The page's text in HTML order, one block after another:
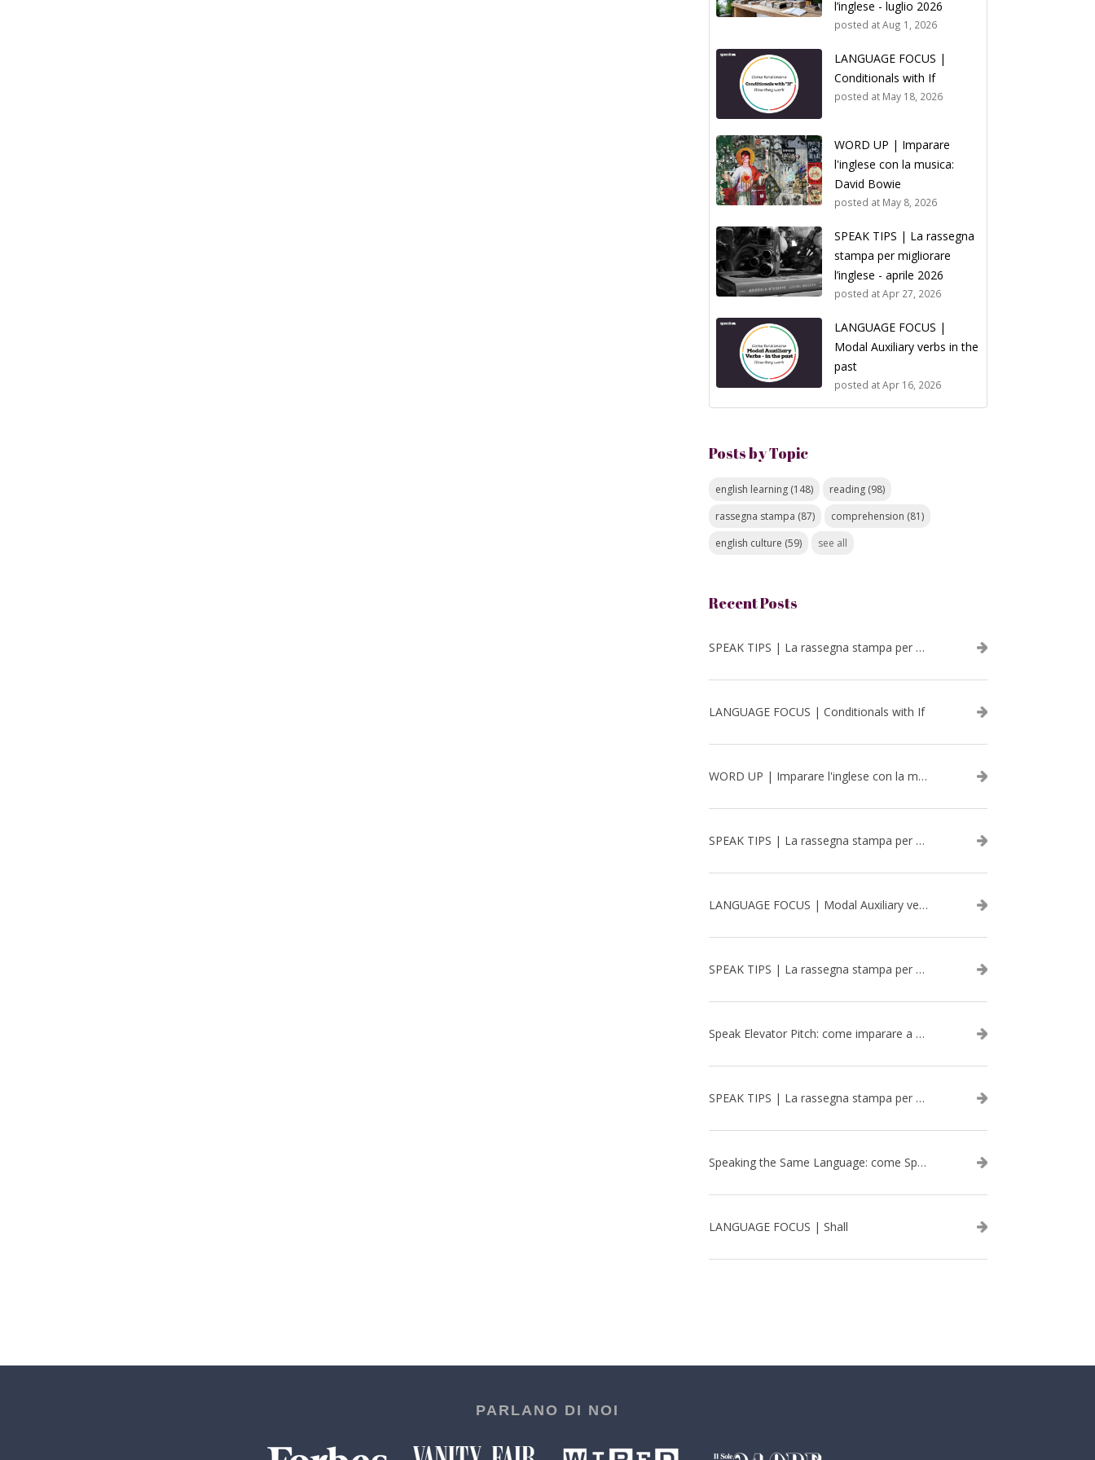
l’inglese - luglio 2026
posted atAug 1, 2026
LANGUAGE FOCUS |
Conditionals with If
posted at May 18, 2026
WORD UP | Imparare
l'inglese con la musica:
David Bowie
posted at May 8, 2026
SPEAK TIPS | La rassegna
stampa per migliorare
l’inglese - aprile 2026
posted atApr 27, 2026
LANGUAGE FOCUS |
Modal Auxiliary verbs in the
past
posted atApr 16, 2026
Posts by Topic
english learning (148) reading (98)
rassegna stampa (87) comprehension (81)
english culture (59) see all
Recent Posts
SPEAK TIPS | La rassegna stampa per migliorare l’inglese - luglio 2026
LANGUAGE FOCUS | Conditionals with If
WORD UP | Imparare l'inglese con la musica: David Bowie
SPEAK TIPS | La rassegna stampa per migliorare l’inglese - aprile 2026
LANGUAGE FOCUS | Modal Auxiliary verbs in the past
SPEAK TIPS | La rassegna stampa per migliorare l’inglese - marzo 2026
Speak Elevator Pitch: come imparare a gestire una presentazione in inglese
SPEAK TIPS | La rassegna stampa per migliorare l’inglese - febbraio 2026
Speaking the Same Language: come Speak aiuta a rafforzare i team attraverso il Team Building in inglese
LANGUAGE FOCUS | Shall
PARLANO DI NOI